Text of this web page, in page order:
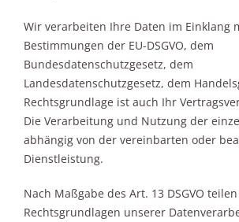
Wir verarbeiten Ihre Daten im Einklang
Bestimmungen der EU-DSGVO, dem
Bundesdatenschutzgesetz, dem
Landesdatenschutzgesetz, dem
Rechtsgrundlage ist auch Ihr
Die Verarbeitung und Nutzung der
abhängig von der vereinbarten oder
Dienstleistung.
Nach Maßgabe des Art. 13 DSGVO
Rechtsgrundlagen unserer